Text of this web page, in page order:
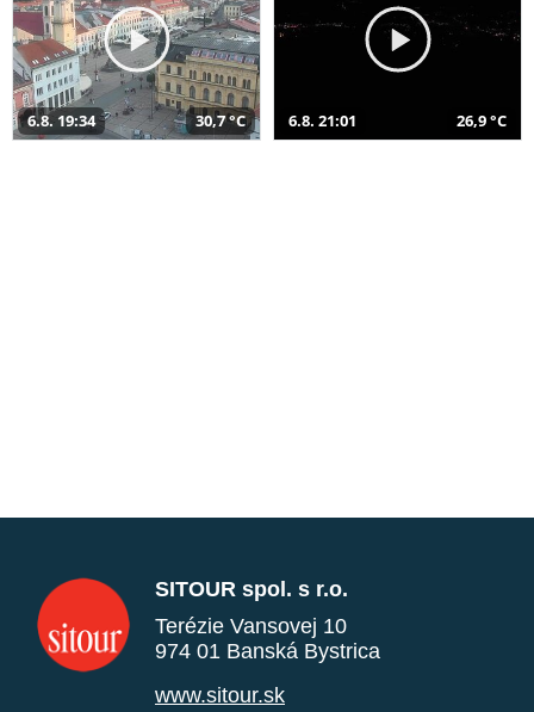
6.8. 19:34 30,7 °C 6.8. 21:01 26,9 °C
SITOUR spol. s r.o.
Terézie Vansovej 10
974 01 Banská Bystrica
www.sitour.sk